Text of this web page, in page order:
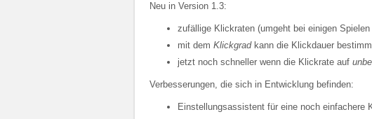
Neu in Version 1.3:
zufällige Klickraten (umgeht bei einigen
mit dem Klickgradkann die Klickdauer
jetzt noch schneller wenn die Klickrate auf
Verbesserungen, die sich in Entwicklung befinden:
Einstellungsassistent für eine noch einfachere